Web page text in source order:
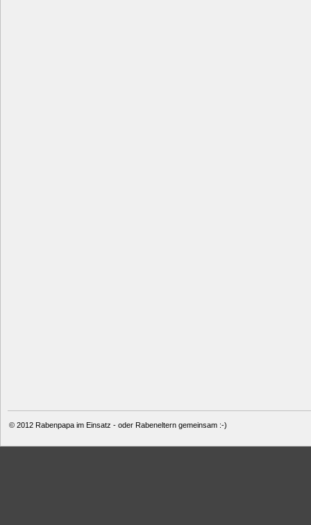
© 2012 Rabenpapa im Einsatz - oder Rabeneltern gemeinsam :-)